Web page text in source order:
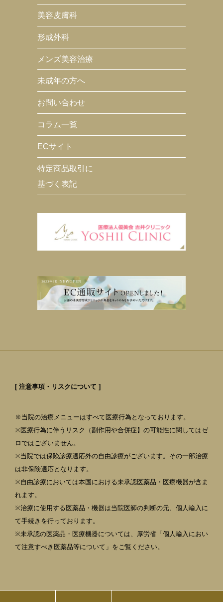
美容皮膚科
形成外科
メンズ美容治療
未成年の方へ
お問い合わせ
コラム一覧
ECサイト
特定商品取引に
基づく表記
[ 注意事項・リスクについて ]
※当院の治療メニューはすべて医療行為となっております。
※医療行為に伴うリスク（副作用や合併症】の可能性に関してはゼ
ロではございません。
※当院では保険診療適応外の自由診療がございます。その一部治療
は非保険適応となります。
※自由診療においては本国における未承認医薬品・医療機器が含ま
れます。
※治療に使用する医薬品・機器は当院医師の判断の元、個人輸入に
て手続きを行っております。
※未承認の医薬品・医療機器については、厚労省「個人輸入におい
て注意すべき医薬品等について」をご覧ください。